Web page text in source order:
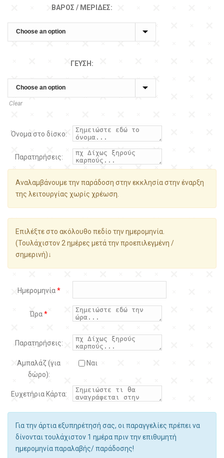
ΒΆΡΟΣ / ΜΕΡΊΔΕΣ:
ΓΕΎΣΗ:
Clear
Όνομα στο δίσκο:
Παρατηρήσεις:
Αναλαμβάνουμε την παράδοση στην εκκλησία στην έναρξη
της λειτουργίας χωρίς χρέωση.
Επιλέξτε στο ακόλουθο πεδίο την ημερομηνία.
(Τουλάχιστον 2 ημέρες μετά την προεπιλεγμένη /
σημερινή)↓
Ημερομηνία*
Ώρα*
Παρατηρήσεις:
Αμπαλάζ (για
δώρο):
Ναι
Ευχετήρια Κάρτα:
Για την άρτια εξυπηρέτησή σας, οι παραγγελίες πρέπει να
δίνονται τουλάχιστον 1 ημέρα πριν την επιθυμητή
ημερομηνία παραλαβής/ παράδοσης!